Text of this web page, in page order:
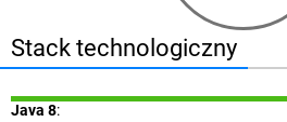
Stack technologiczny
Java 8: